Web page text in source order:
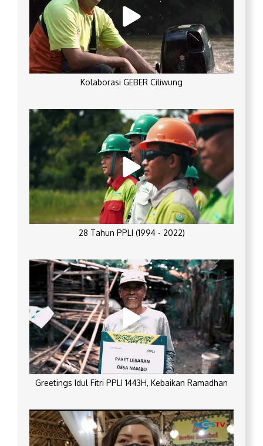
Kolaborasi GEBER Ciliwung
28 Tahun PPLI (1994 - 2022)
Greetings Idul Fitri PPLI 1443H, Kebaikan Ramadhan